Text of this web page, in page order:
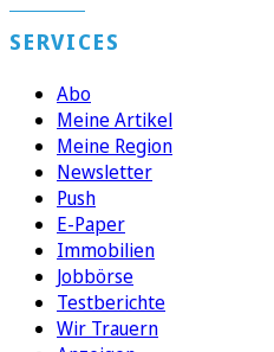
SERVICES
Abo
Meine Artikel
Meine Region
Newsletter
Push
E-Paper
Immobilien
Jobbörse
Testberichte
Wir Trauern